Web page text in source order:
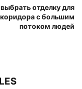
отделку для
коридора с большим
потоком людей